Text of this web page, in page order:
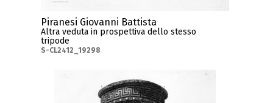
Piranesi Giovanni Battista
Altra veduta in prospettiva dello stesso
tripode
S-CL2412_19298